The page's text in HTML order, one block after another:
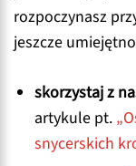
rozpoczynasz
jeszcze
skorzystaj z
artykule pt.
snycerskich